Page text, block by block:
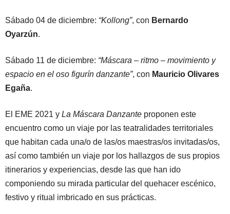
Sábado 04 de diciembre: “Kollong”, con Bernardo
Oyarzún.
Sábado 11 de diciembre: “Máscara – ritmo – movimiento y
espacio en el oso figurín danzante”, con Mauricio Olivares
Egaña.
El EME 2021 y La Máscara Danzante proponen este
encuentro como un viaje por las teatralidades territoriales
que habitan cada una/o de las/os maestras/os invitadas/os,
así como también un viaje por los hallazgos de sus propios
itinerarios y experiencias, desde las que han ido
componiendo su mirada particular del quehacer escénico,
festivo y ritual imbricado en sus prácticas.